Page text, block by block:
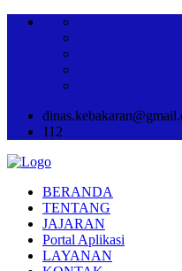
112
BERANDA
TENTANG
JAJARAN
Portal Aplikasi
LAYANAN